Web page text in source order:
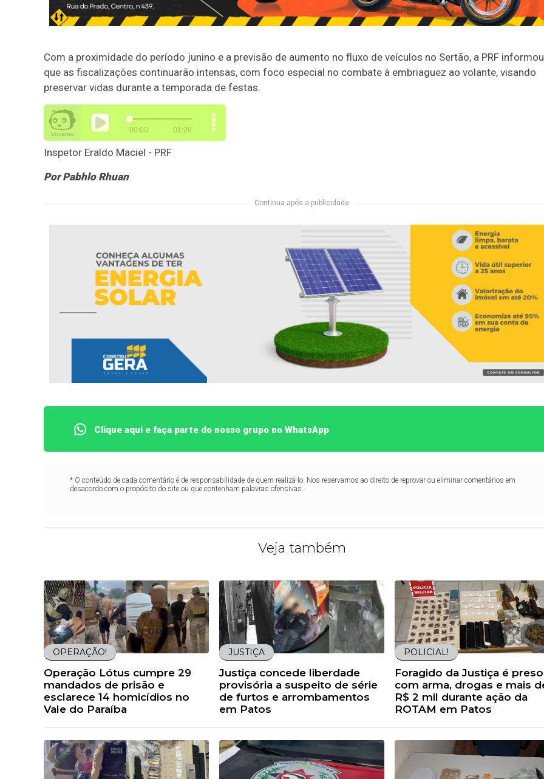
Com a proximidade do período junino e a previsão de aumento no fluxo de veículos no Sertão, a PRF informou
que as fiscalizações continuarão intensas, com foco especial no combate à embriaguez ao volante, visando
preservar vidas durante a temporada de festas.
Inspetor Eraldo Maciel - PRF
Por Pabhlo Rhuan
Continua após a publicidade
Clique aqui e faça parte do nosso grupo no WhatsApp
* O conteúdo de cada comentário é de responsabilidade de quem realizá-lo. Nos reservamos ao direito de reprovar ou eliminar comentários em
desacordo com o propósito do site ou que contenham palavras ofensivas.
Veja também
OPERAÇÃO!
Operação Lótus cumpre 29
mandados de prisão e
esclarece 14 homicídios no
Vale do Paraíba
JUSTIÇA
Justiça concede liberdade
provisória a suspeito de série
de furtos e arrombamentos
em Patos
POLICIAL!
Foragido da Justiça é preso
com arma, drogas e mais
R$ 2 mil durante ação da
ROTAM em Patos